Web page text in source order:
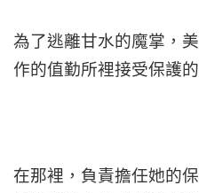
為了逃離甘水的魔掌，
作的值勤所裡接受保護
在那裡，負責擔任她的